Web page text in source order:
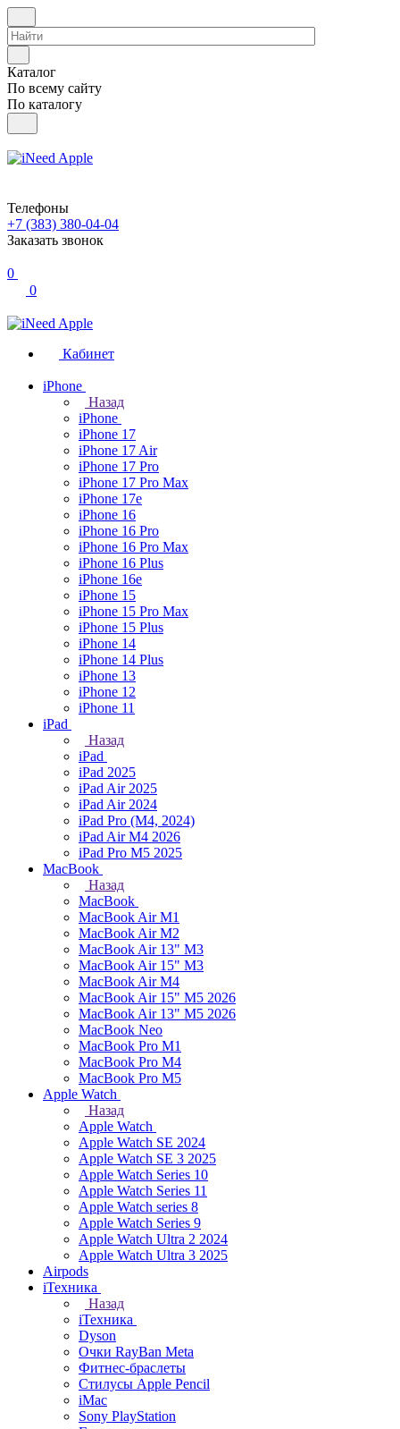
Каталог
По всему сайту
По каталогу
Телефоны
+7 (383) 380-04-04
Заказать звонок
0
0
Кабинет
iPhone
Назад
iPhone
iPhone 17
iPhone 17 Air
iPhone 17 Pro
iPhone 17 Pro Max
iPhone 17e
iPhone 16
iPhone 16 Pro
iPhone 16 Pro Max
iPhone 16 Plus
iPhone 16e
iPhone 15
iPhone 15 Pro Max
iPhone 15 Plus
iPhone 14
iPhone 14 Plus
iPhone 13
iPhone 12
iPhone 11
iPad
Назад
iPad
iPad 2025
iPad Air 2025
iPad Air 2024
iPad Pro (M4, 2024)
iPad Air M4 2026
iPad Pro M5 2025
MacBook
Назад
MacBook
MacBook Air M1
MacBook Air M2
MacBook Air 13" M3
MacBook Air 15" M3
MacBook Air M4
MacBook Air 15" М5 2026
MacBook Air 13" М5 2026
MacBook Neo
MacBook Pro M1
MacBook Pro M4
MacBook Pro M5
Apple Watch
Назад
Apple Watch
Apple Watch SE 2024
Apple Watch SE 3 2025
Apple Watch Series 10
Apple Watch Series 11
Apple Watch series 8
Apple Watch Series 9
Apple Watch Ultra 2 2024
Apple Watch Ultra 3 2025
Airpods
iТехника
Назад
iТехника
Dyson
Очки RayBan Meta
Фитнес-браслеты
Стилусы Apple Pencil
iMac
Sony PlayStation